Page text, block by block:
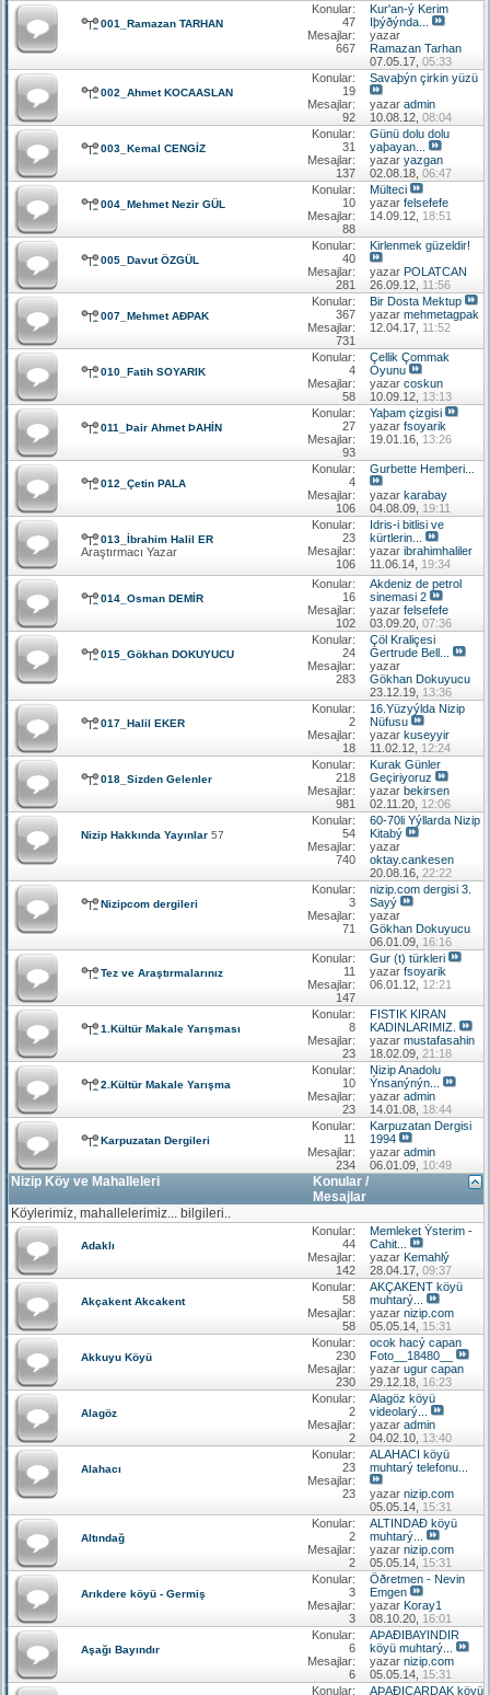
001_Ramazan TARHAN
Konular:
47
Mesajlar:
667
Kur'an-ý Kerim
Iþýðýnda...
yazar
Ramazan Tarhan
07.05.17, 05:33
002_Ahmet KOCAASLAN
Konular:
19
Mesajlar:
92
Savaþýn çirkin yüzü
yazar admin
10.08.12, 08:04
003_Kemal CENGİZ
Konular:
31
Mesajlar:
137
Günü dolu dolu
yaþayan...
yazar yazgan
02.08.18, 06:47
004_Mehmet Nezir GÜL
Konular:
10
Mesajlar:
88
Mülteci
yazar felsefefe
14.09.12, 18:51
005_Davut ÖZGÜL
Konular:
40
Mesajlar:
281
Kirlenmek güzeldir!
yazar POLATCAN
26.09.12, 11:56
007_Mehmet AÐPAK
Konular:
367
Mesajlar:
731
Bir Dosta Mektup
yazar mehmetagpak
12.04.17, 11:52
010_Fatih SOYARIK
Konular:
4
Mesajlar:
58
Çellik Çommak
Oyunu
yazar coskun
10.09.12, 13:13
011_Þair Ahmet ÞAHİN
Konular:
27
Mesajlar:
93
Yaþam çizgisi
yazar fsoyarik
19.01.16, 13:26
012_Çetin PALA
Konular:
4
Mesajlar:
106
Gurbette Hemþeri...
yazar karabay
04.08.09, 19:11
013_İbrahim Halil ER
Araştırmacı Yazar
Konular:
23
Mesajlar:
106
Idris-i bitlisi ve
kürtlerin...
yazar ibrahimhaliler
11.06.14, 19:34
014_Osman DEMİR
Konular:
16
Mesajlar:
102
Akdeniz de petrol
sinemasi 2
yazar felsefefe
03.09.20, 07:36
015_Gökhan DOKUYUCU
Konular:
24
Mesajlar:
283
Çöl Kraliçesi
Gertrude Bell...
yazar
Gökhan Dokuyucu
23.12.19, 13:36
017_Halil EKER
Konular:
2
Mesajlar:
18
16.Yüzyýlda Nizip
Nüfusu
yazar kuseyyir
11.02.12, 12:24
018_Sizden Gelenler
Konular:
218
Mesajlar:
981
Kurak Günler
Geçiriyoruz
yazar bekirsen
02.11.20, 12:06
Nizip Hakkında Yayınlar 57
Konular:
54
Mesajlar:
740
60-70li Yýllarda Nizip
Kitabý
yazar
oktay.cankesen
20.08.16, 22:22
Nizipcom dergileri
Konular:
3
Mesajlar:
71
nizip.com dergisi 3.
Sayý
yazar
Gökhan Dokuyucu
06.01.09, 16:16
Tez ve Araştırmalarınız
Konular:
11
Mesajlar:
147
Gur (t) türkleri
yazar fsoyarik
06.01.12, 12:21
1.Kültür Makale Yarışması
Konular:
8
Mesajlar:
23
FISTIK KIRAN
KADINLARIMIZ.
yazar mustafasahin
18.02.09, 21:18
2.Kültür Makale Yarışma
Konular:
10
Mesajlar:
23
Nizip Anadolu
Ýnsanýnýn...
yazar admin
14.01.08, 18:44
Karpuzatan Dergileri
Konular:
11
Mesajlar:
234
Karpuzatan Dergisi
1994
yazar admin
06.01.09, 10:49
Nizip Köy ve Mahalleleri
Konular /
Mesajlar
Köylerimiz, mahallelerimiz... bilgileri..
Adaklı
Konular:
44
Mesajlar:
142
Memleket Ýsterim -
Cahit...
yazar Kemahlý
28.04.17, 09:37
Akçakent Akcakent
Konular:
58
Mesajlar:
58
AKÇAKENT köyü
muhtarý...
yazar nizip.com
05.05.14, 15:31
Akkuyu Köyü
Konular:
230
Mesajlar:
230
ocok hacý capan
Foto__18480__
yazar ugur capan
29.12.18, 16:23
Alagöz
Konular:
2
Mesajlar:
2
Alagöz köyü
videolarý...
yazar admin
04.02.10, 13:40
Alahacı
Konular:
23
Mesajlar:
23
ALAHACI köyü
muhtarý telefonu...
yazar nizip.com
05.05.14, 15:31
Altındağ
Konular:
2
Mesajlar:
2
ALTINDAÐ köyü
muhtarý...
yazar nizip.com
05.05.14, 15:31
Arıkdere köyü - Germiş
Konular:
3
Mesajlar:
3
Öðretmen - Nevin
Emgen
yazar Koray1
08.10.20, 16:01
Aşağı Bayındır
Konular:
6
Mesajlar:
6
AÞAÐIBAYINDIR
köyü muhtarý...
yazar nizip.com
05.05.14, 15:31
Konular:
AÞAÐIÇARDAK köyü